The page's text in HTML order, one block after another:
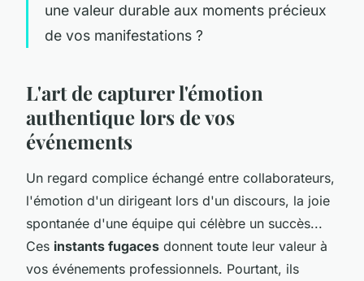
une valeur durable aux moments précieux
de vos manifestations ?
L'art de capturer l'émotion
authentique lors de vos
événements
Un regard complice échangé entre collaborateurs,
l'émotion d'un dirigeant lors d'un discours, la joie
spontanée d'une équipe qui célèbre un succès...
Ces instants fugaces donnent toute leur valeur à
vos événements professionnels. Pourtant, ils